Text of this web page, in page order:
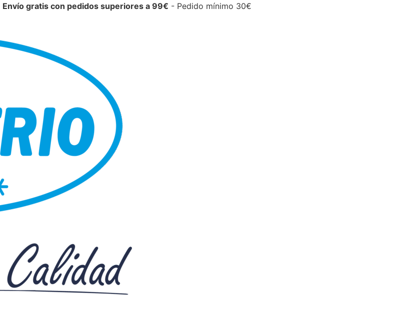
Envío gratis con pedidos superiores a 99€ - Pedido mínimo 30€